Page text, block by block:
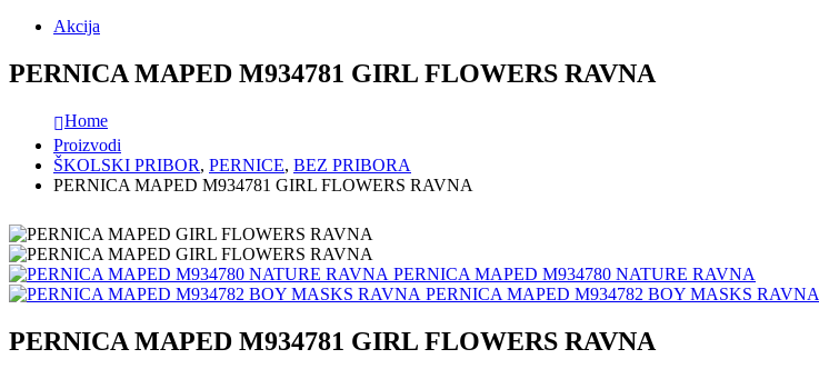
Akcija
PERNICA MAPED M934781 GIRL FLOWERS RAVNA
Home
Proizvodi
ŠKOLSKI PRIBOR, PERNICE, BEZ PRIBORA
PERNICA MAPED M934781 GIRL FLOWERS RAVNA
PERNICA MAPED M934780 NATURE RAVNA
PERNICA MAPED M934782 BOY MASKS RAVNA
PERNICA MAPED M934781 GIRL FLOWERS RAVNA